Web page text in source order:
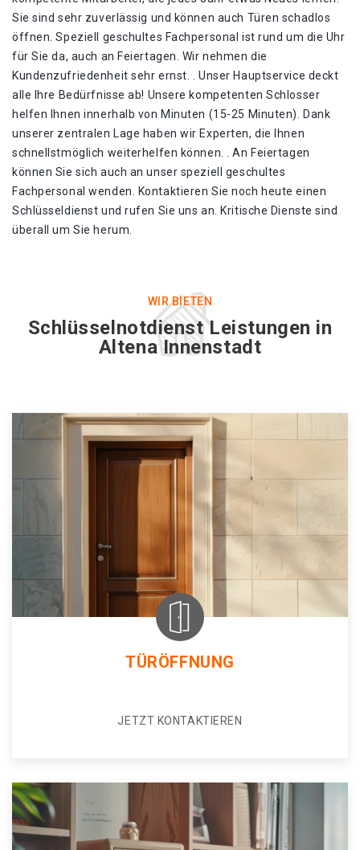
Sie sind sehr zuverlässig und können auch Türen schadlos
öffnen. Speziell geschultes Fachpersonal ist rund um die Uhr
für Sie da, auch an Feiertagen. Wir nehmen die
Kundenzufriedenheit sehr ernst. . Unser Hauptservice deckt
alle Ihre Bedürfnisse ab! Unsere kompetenten Schlosser
helfen Ihnen innerhalb von Minuten (15-25 Minuten). Dank
unserer zentralen Lage haben wir Experten, die Ihnen
schnellstmöglich weiterhelfen können. . An Feiertagen
können Sie sich auch an unser speziell geschultes
Fachpersonal wenden. Kontaktieren Sie noch heute einen
Schlüsseldienst und rufen Sie uns an. Kritische Dienste sind
überall um Sie herum.
WIR BIETEN
Schlüsselnotdienst Leistungen in
Altena Innenstadt
TÜRÖFFNUNG
JETZT KONTAKTIEREN